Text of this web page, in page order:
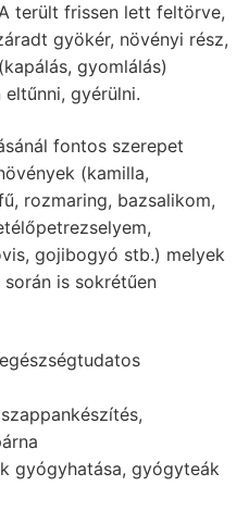
terült frissen lett feltörve,
gyökér, növényi rész,
gyomlálás)
gyérülni.
fontos szerepet
(kamilla,
rozmaring, bazsalikom,
gojibogyó stb.) melyek
is sokrétűen
gyógyhatása, gyógyteák